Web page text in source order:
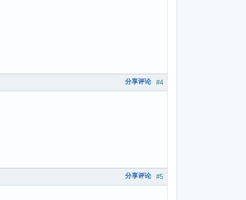
#4
分享评论
#5
分享评论